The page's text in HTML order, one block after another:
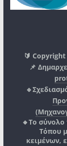
🔰
📌
🔸Το
Τόπου
κειμένων,